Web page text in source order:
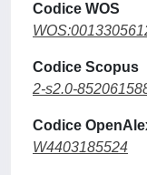
Codice WOS
Codice Scopus
2-s2.0-
Codice
W4403185524